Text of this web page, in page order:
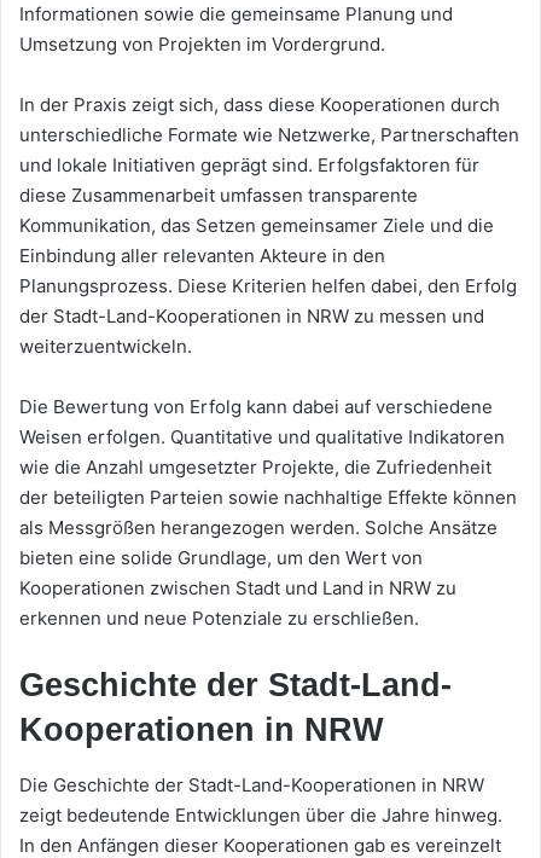
Informationen sowie die gemeinsame Planung und
Umsetzung von Projekten im Vordergrund.
In der Praxis zeigt sich, dass diese Kooperationen durch
unterschiedliche Formate wie Netzwerke, Partnerschaften
und lokale Initiativen geprägt sind. Erfolgsfaktoren für
diese Zusammenarbeit umfassen transparente
Kommunikation, das Setzen gemeinsamer Ziele und die
Einbindung aller relevanten Akteure in den
Planungsprozess. Diese Kriterien helfen dabei, den Erfolg
der Stadt-Land-Kooperationen in NRW zu messen und
weiterzuentwickeln.
Die Bewertung von Erfolg kann dabei auf verschiedene
Weisen erfolgen. Quantitative und qualitative Indikatoren
wie die Anzahl umgesetzter Projekte, die Zufriedenheit
der beteiligten Parteien sowie nachhaltige Effekte können
als Messgrößen herangezogen werden. Solche Ansätze
bieten eine solide Grundlage, um den Wert von
Kooperationen zwischen Stadt und Land in NRW zu
erkennen und neue Potenziale zu erschließen.
Geschichte der Stadt-Land-
Kooperationen in NRW
Die Geschichte der Stadt-Land-Kooperationen in NRW
zeigt bedeutende Entwicklungen über die Jahre hinweg.
In den Anfängen dieser Kooperationen gab es vereinzelt